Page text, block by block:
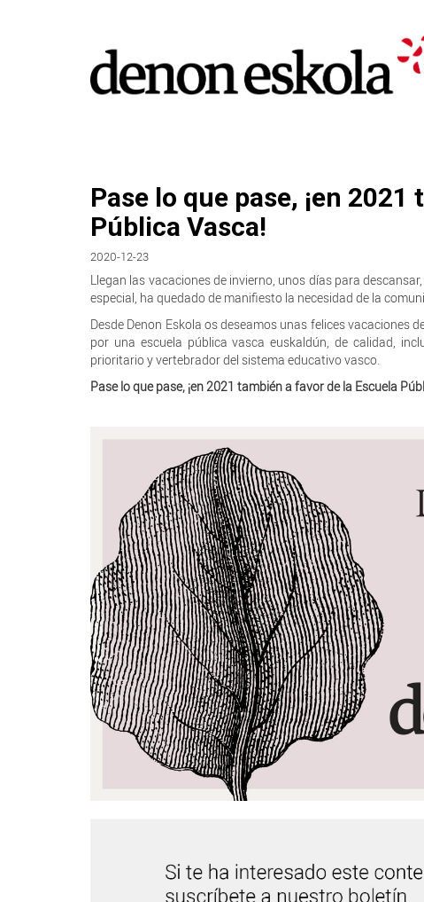
Pase lo que pase, ¡en
Pública Vasca!
2020-12-23
Llegan las vacaciones de invierno, unos días para
especial, ha quedado de manifiesto la necesidad de la
Desde Denon Eskola os deseamos unas felices
por una escuela pública vasca euskaldún, de calidad,
prioritario y vertebrador del sistema educativo vasco.
Pase lo que pase, ¡en 2021 también a favor de la Escuela